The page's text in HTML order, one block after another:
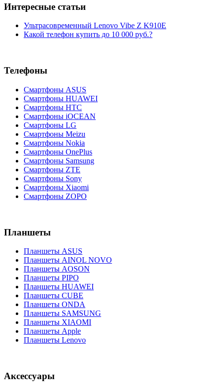
Интересные статьи
Ультрасовременный Lenovo Vibe Z K910E
Какой телефон купить до 10 000 руб.?
Телефоны
Смартфоны ASUS
Смартфоны HUAWEI
Смартфоны HTC
Смартфоны iOCEAN
Смартфоны LG
Смартфоны Meizu
Смартфоны Nokia
Смартфоны OnePlus
Смартфоны Samsung
Смартфоны ZTE
Смартфоны Sony
Смартфоны Xiaomi
Смартфоны ZOPO
Планшеты
Планшеты ASUS
Планшеты AINOL NOVO
Планшеты AOSON
Планшеты PIPO
Планшеты HUAWEI
Планшеты CUBE
Планшеты ONDA
Планшеты SAMSUNG
Планшеты XIAOMI
Планшеты Apple
Планшеты Lenovo
Аксессуары